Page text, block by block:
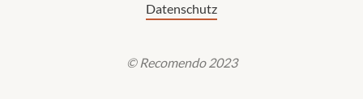
© Recomendo 2023
Datenschutz